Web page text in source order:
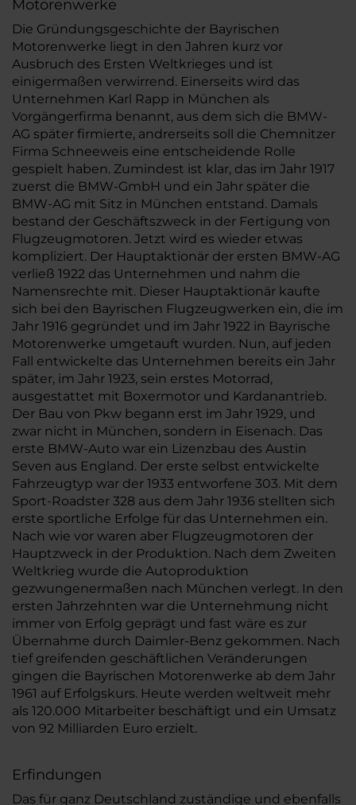
Motorenwerke
Die Gründungsgeschichte der Bayrischen
Motorenwerke liegt in den Jahren kurz vor
Ausbruch des Ersten Weltkrieges und ist
einigermaßen verwirrend. Einerseits wird das
Unternehmen Karl Rapp in München als
Vorgängerfirma benannt, aus dem sich die BMW-
AG später firmierte, andrerseits soll die Chemnitzer
Firma Schneeweis eine entscheidende Rolle
gespielt haben. Zumindest ist klar, das im Jahr 1917
zuerst die BMW-GmbH und ein Jahr später die
BMW-AG mit Sitz in München entstand. Damals
bestand der Geschäftszweck in der Fertigung von
Flugzeugmotoren. Jetzt wird es wieder etwas
kompliziert. Der Hauptaktionär der ersten BMW-AG
verließ 1922 das Unternehmen und nahm die
Namensrechte mit. Dieser Hauptaktionär kaufte
sich bei den Bayrischen Flugzeugwerken ein, die im
Jahr 1916 gegründet und im Jahr 1922 in Bayrische
Motorenwerke umgetauft wurden. Nun, auf jeden
Fall entwickelte das Unternehmen bereits ein Jahr
später, im Jahr 1923, sein erstes Motorrad,
ausgestattet mit Boxermotor und Kardanantrieb.
Der Bau von Pkw begann erst im Jahr 1929, und
zwar nicht in München, sondern in Eisenach. Das
erste BMW-Auto war ein Lizenzbau des Austin
Seven aus England. Der erste selbst entwickelte
Fahrzeugtyp war der 1933 entworfene 303. Mit dem
Sport-Roadster 328 aus dem Jahr 1936 stellten sich
erste sportliche Erfolge für das Unternehmen ein.
Nach wie vor waren aber Flugzeugmotoren der
Hauptzweck in der Produktion. Nach dem Zweiten
Weltkrieg wurde die Autoproduktion
gezwungenermaßen nach München verlegt. In den
ersten Jahrzehnten war die Unternehmung nicht
immer von Erfolg geprägt und fast wäre es zur
Übernahme durch Daimler-Benz gekommen. Nach
tief greifenden geschäftlichen Veränderungen
gingen die Bayrischen Motorenwerke ab dem Jahr
1961 auf Erfolgskurs. Heute werden weltweit mehr
als 120.000 Mitarbeiter beschäftigt und ein Umsatz
von 92 Milliarden Euro erzielt.
Erfindungen
Das für ganz Deutschland zuständige und ebenfalls